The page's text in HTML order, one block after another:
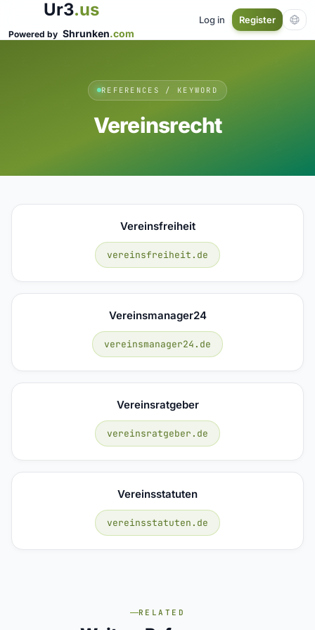
Ur3.us
Powered by Shrunken.com
Log in Register
REFERENCES / KEYWORD
Vereinsrecht
Vereinsfreiheit
vereinsfreiheit.de
Vereinsmanager24
vereinsmanager24.de
Vereinsratgeber
vereinsratgeber.de
Vereinsstatuten
vereinsstatuten.de
RELATED